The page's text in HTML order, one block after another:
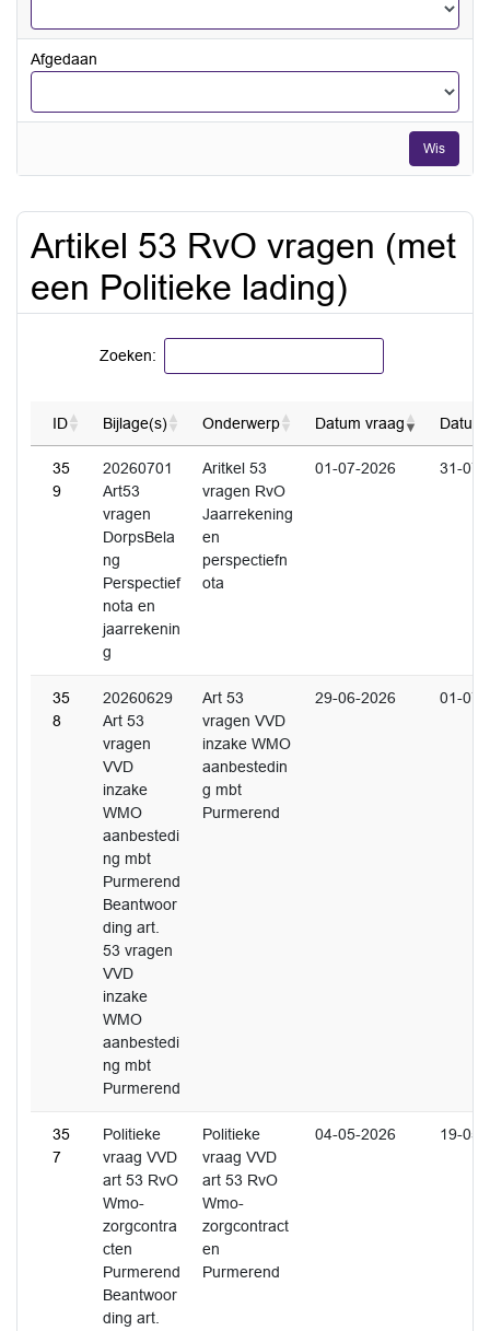
en
met
Afgedaan
Wis
Artikel 53 RvO vragen (met
een Politieke lading)
Zoeken:
ID Bijlage(s) Onderwerp Datum vraag Datum
35
9
20260701
Art53
vragen
DorpsBela
ng
Perspectief
nota en
jaarrekenin
g
Aritkel 53
vragen RvO
Jaarrekening
en
perspectiefn
ota
01-07-2026 31-07-
35
8
20260629
Art 53
vragen
VVD
inzake
WMO
aanbestedi
ng mbt
Purmerend
Beantwoor
ding art.
53 vragen
VVD
inzake
WMO
aanbestedi
ng mbt
Purmerend
Art 53
vragen VVD
inzake WMO
aanbestedin
g mbt
Purmerend
29-06-2026 01-07-
35
7
Politieke
vraag VVD
art 53 RvO
Wmo-
zorgcontra
cten
Purmerend
Beantwoor
ding art.
Politieke
vraag VVD
art 53 RvO
Wmo-
zorgcontract
en
Purmerend
04-05-2026 19-05-